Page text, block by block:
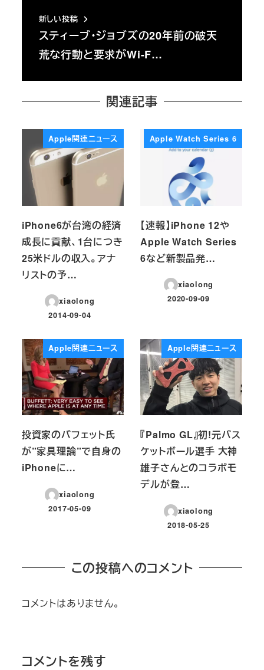
新しい投稿
スティーブ・ジョブズの20年前の破天
荒な行動と要求がWi-F…
関連記事
Apple関連ニュース
iPhone6が台湾の経済
成長に貢献、1台につき
25米ドルの収入。アナ
リストの予…
xiaolong
投稿日
2014-09-04
Apple Watch Series 6
【速報】iPhone 12や
Apple Watch Series
6など新製品発…
xiaolong
投稿日
2020-09-09
Apple関連ニュース
投資家のバフェット氏
が”家具理論”で自身の
iPhoneに…
xiaolong
投稿日
2017-05-09
Apple関連ニュース
『Palmo GL』初!元バス
ケットボール選手 大神
雄子さんとのコラボモ
デルが登…
xiaolong
投稿日
2018-05-25
この投稿へのコメント
コメントはありません。
コメントを残す